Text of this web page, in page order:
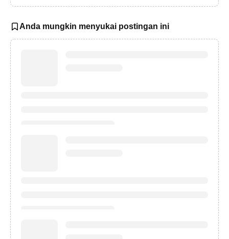
Anda mungkin menyukai postingan ini